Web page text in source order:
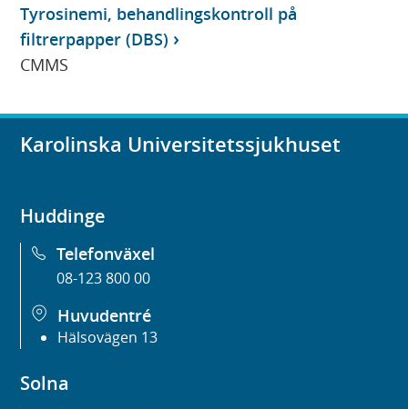
Tyrosinemi, behandlingskontroll på
filtrerpapper (DBS)
CMMS
Karolinska Universitetssjukhuset
Huddinge
Telefonväxel
08-123 800 00
Huvudentré
Hälsovägen 13
Solna